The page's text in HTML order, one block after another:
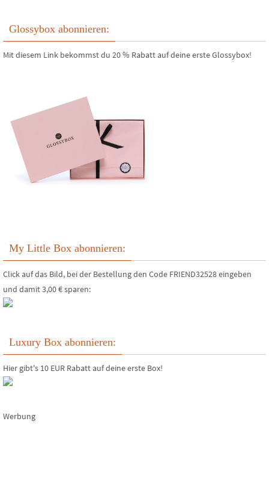
Glossybox abonnieren:
Mit diesem Link bekommst du 20 % Rabatt auf deine erste Glossybox!
My Little Box abonnieren:
Click auf das Bild, bei der Bestellung den Code FRIEND32528 eingeben
und damit 3,00 € sparen:
Luxury Box abonnieren:
Hier gibt's 10 EUR Rabatt auf deine erste Box!
Werbung